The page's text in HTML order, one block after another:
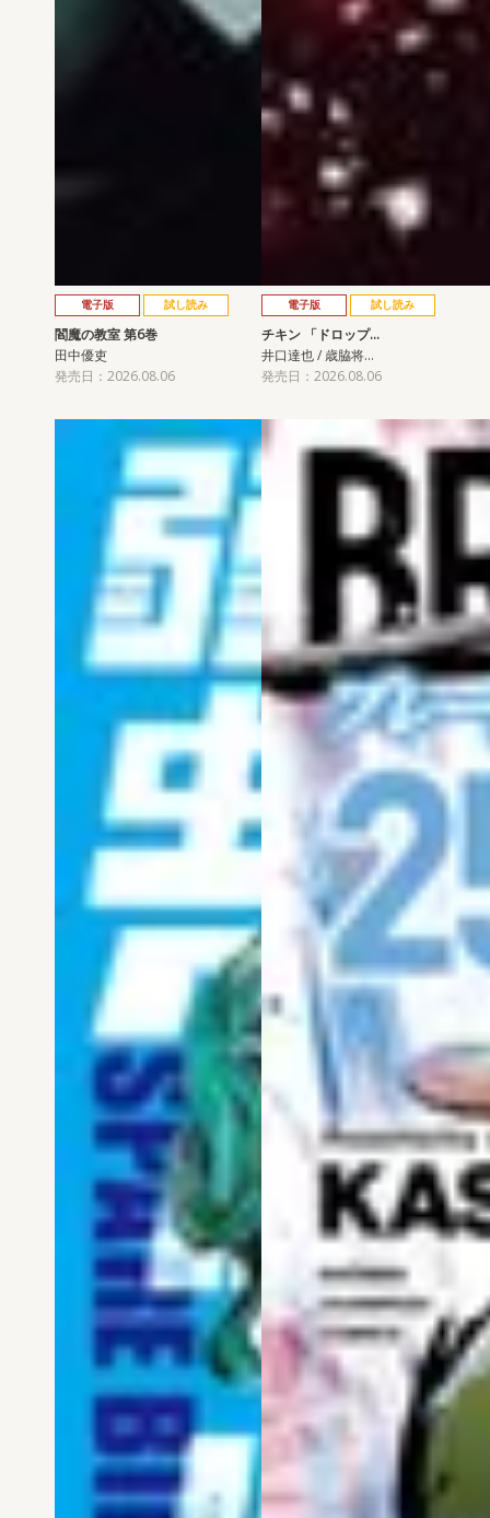
電子版 試し読み
閻魔の教室 第6巻
田中優吏
発売日：2026.08.06
電子版 試し読み
チキン 「ドロップ…
井口達也 / 歳脇将…
発売日：2026.08.06